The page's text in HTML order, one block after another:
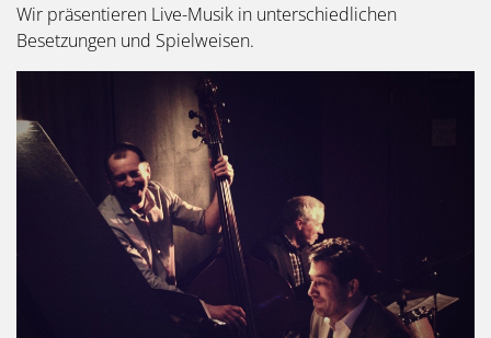
Wir präsentieren Live-Musik in unterschiedlichen
Besetzungen und Spielweisen.